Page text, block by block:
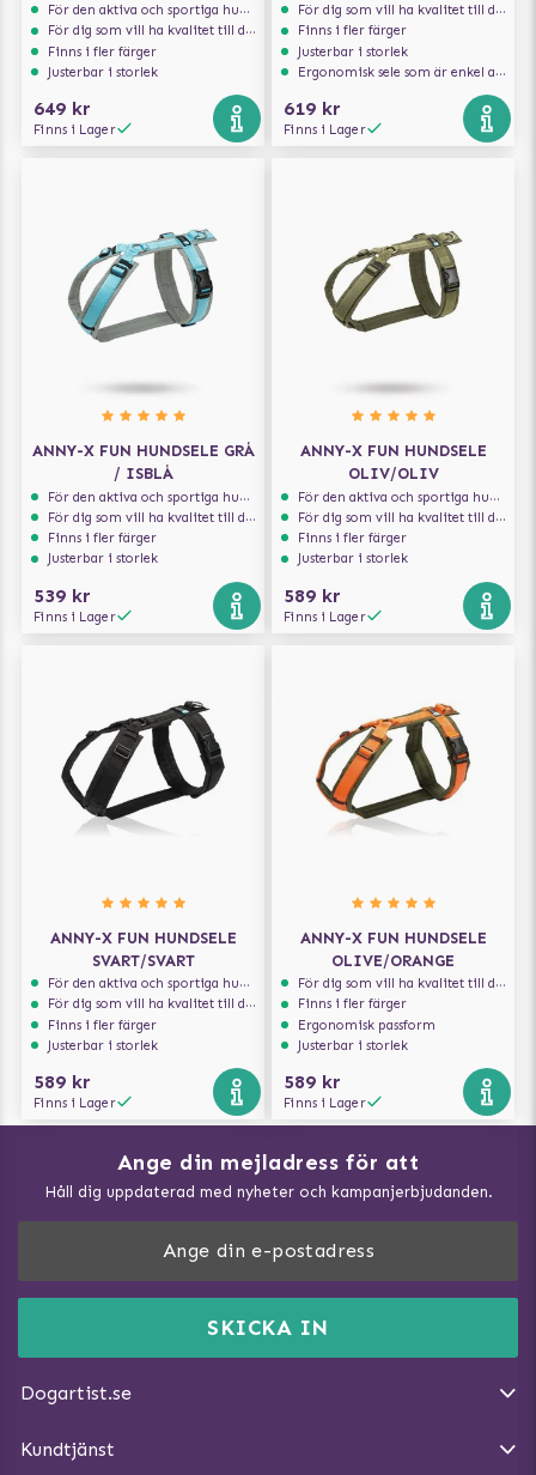
För den aktiva och sportiga hunden
För dig som vill ha kvalitet till din hund!
Finns i fler färger
Justerbar i storlek
649 kr
Finns i Lager
För dig som vill ha kvalitet till din hund!
Finns i fler färger
Justerbar i storlek
Ergonomisk sele som är enkel att ta på och av
619 kr
Finns i Lager
ANNY-X FUN HUNDSELE GRÅ
/ ISBLÅ
För den aktiva och sportiga hunden
För dig som vill ha kvalitet till din hund!
Finns i fler färger
Justerbar i storlek
539 kr
Finns i Lager
ANNY-X FUN HUNDSELE
OLIV/OLIV
För den aktiva och sportiga hunden
För dig som vill ha kvalitet till din hund!
Finns i fler färger
Justerbar i storlek
589 kr
Finns i Lager
ANNY-X FUN HUNDSELE
SVART/SVART
För den aktiva och sportiga hunden
För dig som vill ha kvalitet till din hund!
Finns i fler färger
Justerbar i storlek
589 kr
Finns i Lager
ANNY-X FUN HUNDSELE
OLIVE/ORANGE
För dig som vill ha kvalitet till din hund!
Finns i fler färger
Ergonomisk passform
Justerbar i storlek
589 kr
Finns i Lager
Ange din mejladress för att
Håll dig uppdaterad med nyheter och kampanjerbjudanden.
SKICKA IN
Dogartist.se
DogArtist.se drivs av:
E-post:info@dogartist.se
Kundtjänst
Ångra Köp
Vad kan hundar äta?
Träna Nose Work hemma
Så gör du promenaden roligare